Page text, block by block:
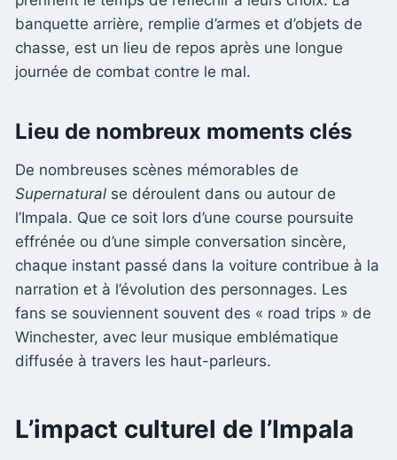
banquette arrière, remplie d’armes et d’objets de
chasse, est un lieu de repos après une longue
journée de combat contre le mal.
Lieu de nombreux moments clés
De nombreuses scènes mémorables de
Supernatural se déroulent dans ou autour de
l’Impala. Que ce soit lors d’une course poursuite
effrénée ou d’une simple conversation sincère,
chaque instant passé dans la voiture contribue à la
narration et à l’évolution des personnages. Les
fans se souviennent souvent des « road trips » de
Winchester, avec leur musique emblématique
diffusée à travers les haut-parleurs.
L’impact culturel de l’Impala